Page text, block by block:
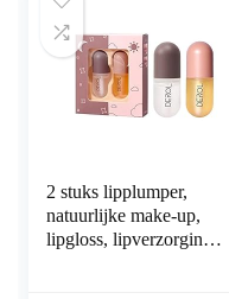
2 stuks lipplumper,
natuurlijke make-up,
lipgloss, lipverzorging,